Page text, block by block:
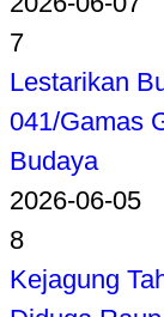
7
Lestarikan
041/Gamas
Budaya
2026-06-05
8
Kejagung